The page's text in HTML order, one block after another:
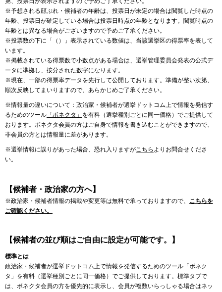
※予想される顔ぶれ・候補者の年齢は、投票日が未定の場合は閲覧した時点の
年齢、投票日が確定している場合は投票日時点の年齢となります。閲覧時点の
年齢とは異なる場合がございますので予めご了承ください。
※投票数の下に「（）」表示されている数値は、当該選挙区の得票率を表して
います。
※掲載されている得票数で小数点がある場合は、選挙管理委員会発表の公式デ
ータに準拠し、按分された数字になります。
※現在、一部の得票率データを先行して公開しております。準備が整い次第、
順次反映してまいりますので、あらかじめご了承ください。
※情報量の違いについて：政治家・候補者が選挙ドットコム上で情報を発信す
るためのツール 「ボネクタ」 を有料（選挙種別ごとに同一価格）でご提供して
おります。ボネクタ会員の方はご自身で情報を書き込むことができますので、
非会員の方とは情報量に差があります。
※選挙情報に誤りがあった場合、恐れ入りますがこちら よりお問合せくださ
い。
【候補者・政治家の方へ】
※政治家・候補者情報の掲載や変更等は無料で承っておりますので、 こちらを
ご確認ください。
【候補者の並び順はご自由に設定が可能です。】
標準とは
政治家・候補者が選挙ドットコム上で情報を発信するためのツール「ボネク
タ」を有料（選挙種別ごとに同一価格）でご提供しております。標準タブで
は、ボネクタ会員の方を優先的に表示し、会員が複数いらっしゃる場合はネッ